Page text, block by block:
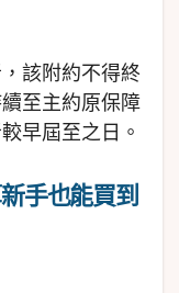
該附約不得終
至主約原保障
早屆至之日。
手也能買到